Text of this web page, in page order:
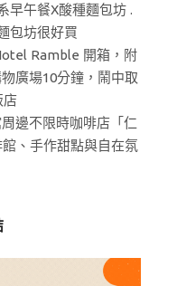
早午餐X酸種麵包坊 .
包坊很好買
Ramble 開箱，附
廣場10分鐘，鬧中取
店
邊不限時咖啡店「仁
、手作甜點與自在氛